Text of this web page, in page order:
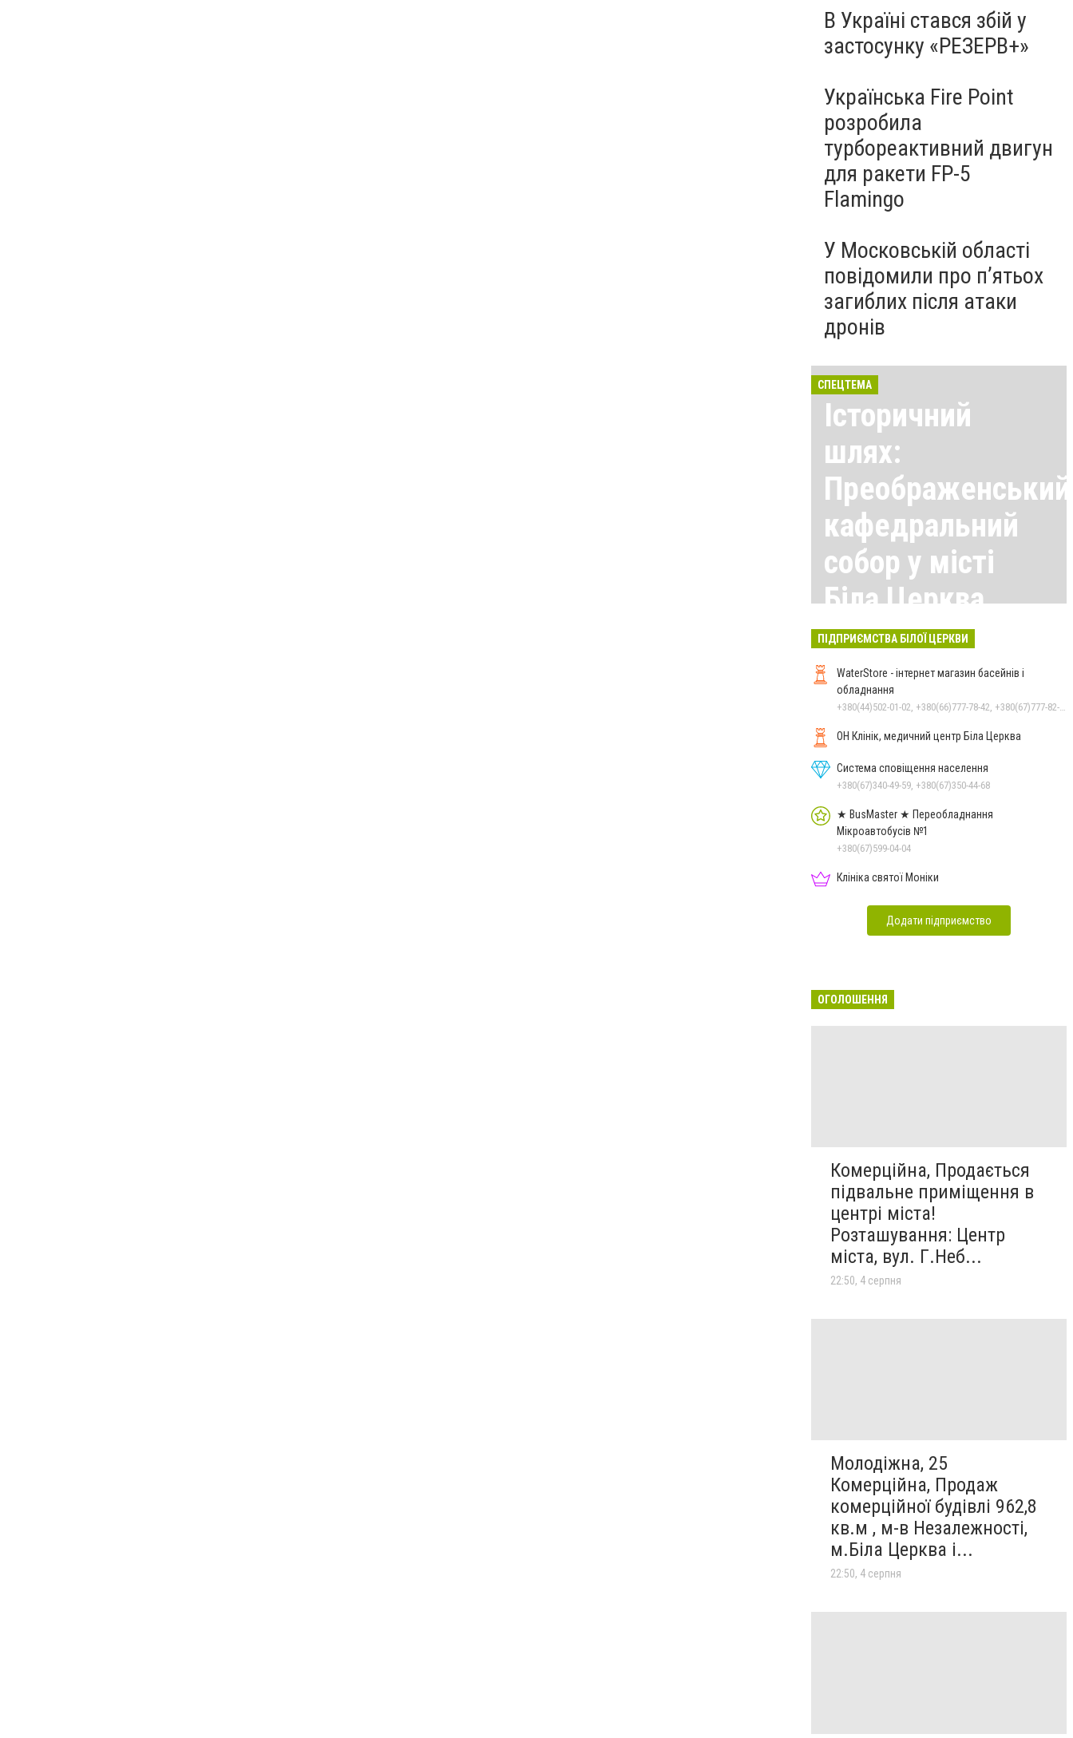
В Україні стався збій у
застосунку «РЕЗЕРВ+»
Українська Fire Point
розробила
турбореактивний двигун
для ракети FP-5
Flamingo
У Московській області
повідомили про п’ятьох
загиблих після атаки
дронів
СПЕЦТЕМА
Історичний
шлях:
Преображенський
кафедральний
собор у місті
Біла Церква
Всі матеріали тут
ПІДПРИЄМСТВА БІЛОЇ ЦЕРКВИ
WaterStore - інтернет магазин басейнів і
обладнання
ОН Клінік, медичний центр Біла Церква
Система сповіщення населення
+380(67)340-49-59, +380(67)350-44-68
★ BusMaster ★ Переобладнання
Мікроавтобусів №1
+380(67)599-04-04
Клініка святої Моніки
Додати підприємство
ОГОЛОШЕННЯ
Комерційна, Продається
підвальне приміщення в
центрі міста!
Розташування: Центр
міста, вул. Г.Неб...
22:50, 4 серпня
Молодіжна, 25
Комерційна, Продаж
комерційної будівлі 962,8
кв.м , м-в Незалежності,
м.Біла Церква і...
22:50, 4 серпня